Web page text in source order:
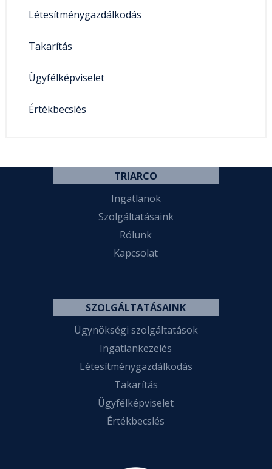
Létesítménygazdálkodás
Takarítás
Ügyfélképviselet
Értékbecslés
TRIARCO
Ingatlanok
Szolgáltatásaink
Rólunk
Kapcsolat
SZOLGÁLTATÁSAINK
Ügynökségi szolgáltatások
Ingatlankezelés
Létesítménygazdálkodás
Takarítás
Ügyfélképviselet
Értékbecslés